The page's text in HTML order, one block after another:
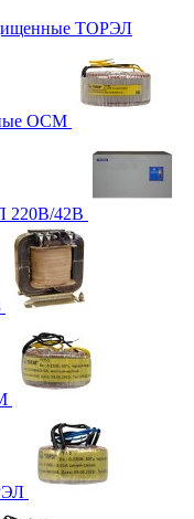
ТОРЭЛ
ОСМ
220В/42В